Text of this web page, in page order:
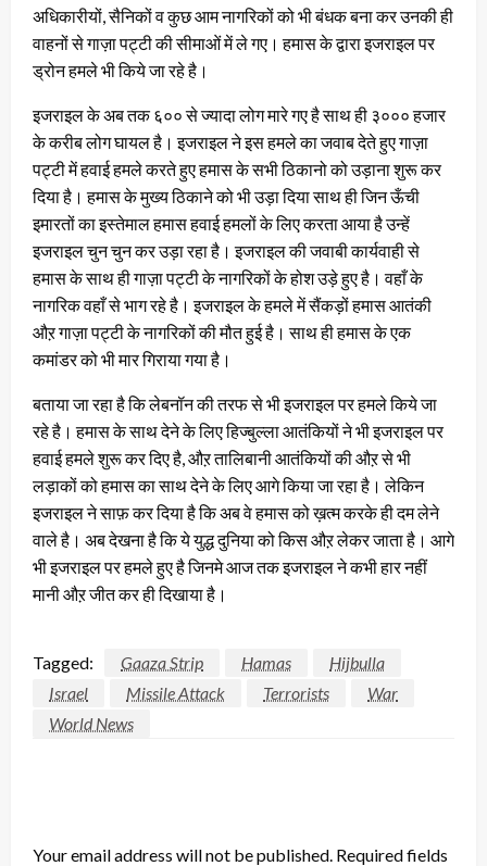
अधिकारीयों, सैनिकों व कुछ आम नागरिकों को भी बंधक बना कर उनकी ही
वाहनों से गाज़ा पट्टी की सीमाओं में ले गए। हमास के द्वारा इजराइल पर
ड्रोन हमले भी किये जा रहे है।
इजराइल के अब तक ६०० से ज्यादा लोग मारे गए है साथ ही ३००० हजार
के करीब लोग घायल है। इजराइल ने इस हमले का जवाब देते हुए गाज़ा
पट्टी में हवाई हमले करते हुए हमास के सभी ठिकानो को उड़ाना शुरू कर
दिया है। हमास के मुख्य ठिकाने को भी उड़ा दिया साथ ही जिन ऊँची
इमारतों का इस्तेमाल हमास हवाई हमलों के लिए करता आया है उन्हें
इजराइल चुन चुन कर उड़ा रहा है। इजराइल की जवाबी कार्यवाही से
हमास के साथ ही गाज़ा पट्टी के नागरिकों के होश उड़े हुए है। वहाँ के
नागरिक वहाँ से भाग रहे है। इजराइल के हमले में सैंकड़ों हमास आतंकी
औऱ गाज़ा पट्टी के नागरिकों की मौत हुई है। साथ ही हमास के एक
कमांडर को भी मार गिराया गया है।
बताया जा रहा है कि लेबनॉन की तरफ से भी इजराइल पर हमले किये जा
रहे है। हमास के साथ देने के लिए हिज्बुल्ला आतंकियों ने भी इजराइल पर
हवाई हमले शुरू कर दिए है, औऱ तालिबानी आतंकियों की औऱ से भी
लड़ाकों को हमास का साथ देने के लिए आगे किया जा रहा है। लेकिन
इजराइल ने साफ़ कर दिया है कि अब वे हमास को ख़त्म करके ही दम लेने
वाले है। अब देखना है कि ये युद्ध दुनिया को किस औऱ लेकर जाता है। आगे
भी इजराइल पर हमले हुए है जिनमे आज तक इजराइल ने कभी हार नहीं
मानी औऱ जीत कर ही दिखाया है।
Tagged: Gaaza Strip Hamas
Hijbulla
Israel
Missile Attack Terrorists
War
World News
Your email address will not be published. Required fields